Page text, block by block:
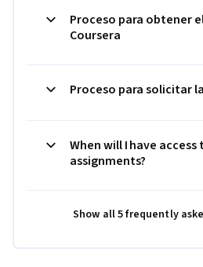
Proceso para obtener
Coursera
Proceso para solicitar
When will I have
assignments?
Show all 5 frequently